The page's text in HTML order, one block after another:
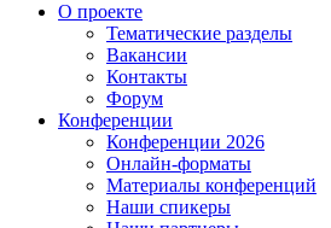
О проекте
Тематические разделы
Вакансии
Контакты
Форум
Конференции
Конференции 2026
Онлайн-форматы
Материалы конференций
Наши спикеры